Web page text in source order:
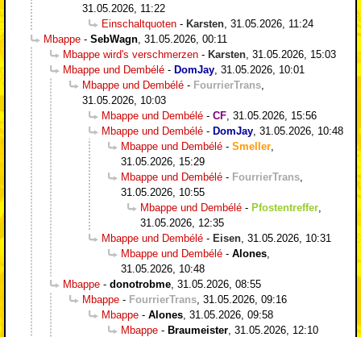
31.05.2026, 11:22
Einschaltquoten - Karsten 31.05.2026, 11:24
Mbappe - SebWagn 31.05.2026, 00:11
Mbappe wird's verschmerzen - Karsten 31.05.2026, 15:03
Mbappe und Dembélé - DomJay 31.05.2026, 10:01
Mbappe und Dembélé - FourrierTrans
31.05.2026, 10:03
Mbappe und Dembélé - CF 31.05.2026, 15:56
Mbappe und Dembélé - DomJay 31.05.2026, 10:48
Mbappe und Dembélé - Smeller
31.05.2026, 15:29
Mbappe und Dembélé - FourrierTrans
31.05.2026, 10:55
Mbappe und Dembélé - Pfostentreffer
31.05.2026, 12:35
Mbappe und Dembélé - Eisen 31.05.2026, 10:31
Mbappe und Dembélé - Alones
31.05.2026, 10:48
Mbappe - donotrobme 31.05.2026, 08:55
Mbappe - FourrierTrans 31.05.2026, 09:16
Mbappe - Alones 31.05.2026, 09:58
Mbappe - Braumeister 31.05.2026, 12:10